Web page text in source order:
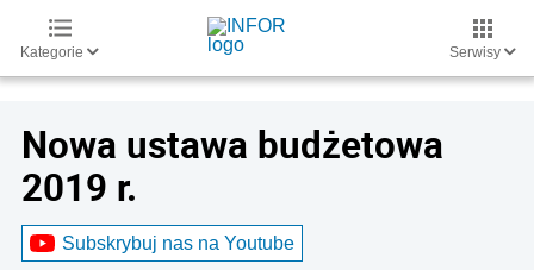
Kategorie Serwisy
Nowa ustawa budżetowa
2019 r.
Subskrybuj nas na Youtube